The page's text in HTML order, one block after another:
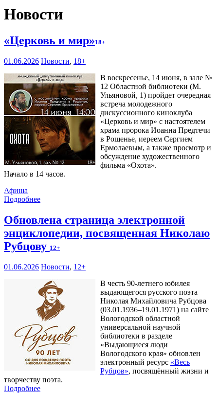
Новости
«Церковь и мир»18+
01.06.2026 Новости, 18+
В воскресенье, 14 июня, в зале №
12 Областной библиотеки (М.
Ульяновой, 1) пройдет очередная
встреча молодежного
дискуссионного киноклуба
«Церковь и мир» с настоятелем
храма пророка Иоанна Предтечи
в Рощенье, иереем Сергием
Ермолаевым, а также просмотр и
обсуждение художественного
фильма «Охота».
Начало в 14 часов.
Афиша
Подробнее
Обновлена страница электронной
энциклопедии, посвященная Николаю
Рубцову 12+
01.06.2026 Новости, 12+
В честь 90-летнего юбилея
выдающегося русского поэта
Николая Михайловича Рубцова
(03.01.1936–19.01.1971) на сайте
Вологодской областной
универсальной научной
библиотеки в разделе
«Выдающиеся люди
Вологодского края» обновлен
электронный ресурс «Весь
Рубцов», посвящённый жизни и
творчеству поэта.
Подробнее